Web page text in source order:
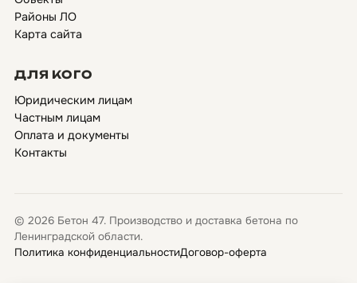
Районы ЛО
Карта сайта
ДЛЯ КОГО
Юридическим лицам
Частным лицам
Оплата и документы
Контакты
© 2026 Бетон 47. Производство и доставка бетона по
Ленинградской области.
Политика конфиденциальностиДоговор-оферта